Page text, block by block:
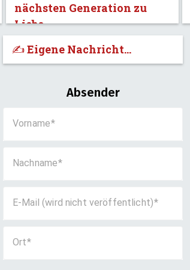
nächsten Generation zu
Liebe.»
✍️ Eigene Nachricht...
Absender
Vorname
Nachname
E-Mail (wird nicht veröffentlicht)
Ort